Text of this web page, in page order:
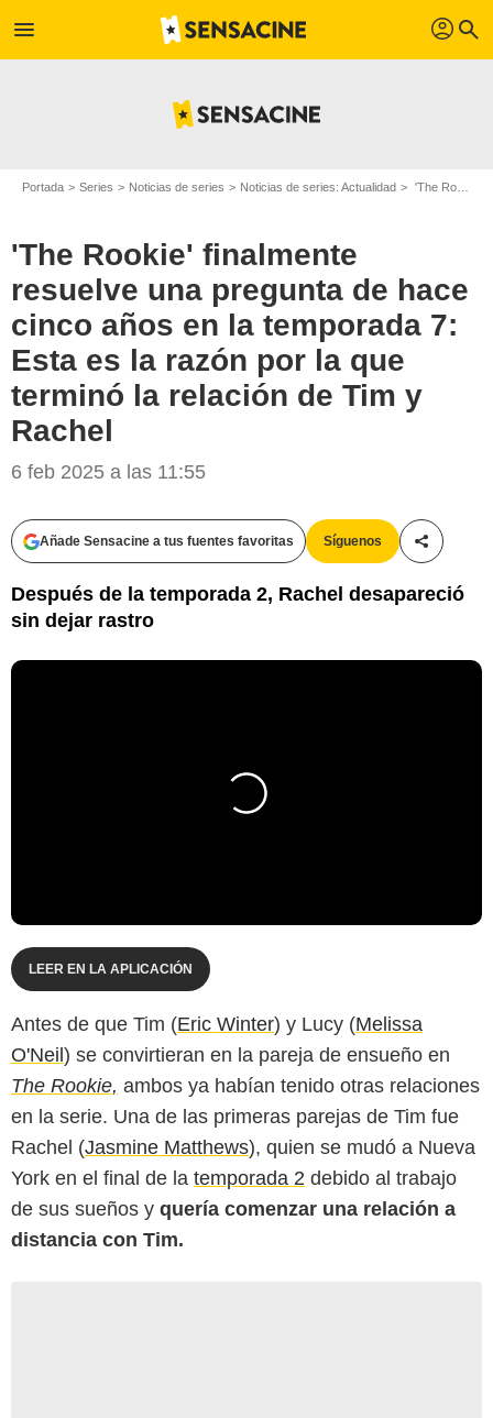
menu profil search
Portada Series Noticias de series Noticias de series: Actualidad 'The Rookie' finalmente resuelve una pregunta de hace cinco años en la temporada 7: Esta es la razón por la que terminó la relación de Tim y Rachel
'The Rookie' finalmente
resuelve una pregunta de hace
cinco años en la temporada 7:
Esta es la razón por la que
terminó la relación de Tim y
Rachel
6 feb 2025 a las 11:55
Añade Sensacine a tus fuentes favoritas Síguenos
Después de la temporada 2, Rachel desapareció
sin dejar rastro
LEER EN LA APLICACIÓN
Antes de que Tim (Eric Winter) y Lucy (Melissa
O'Neil) se convirtieran en la pareja de ensueño en
The Rookie, ambos ya habían tenido otras relaciones
en la serie. Una de las primeras parejas de Tim fue
Rachel (Jasmine Matthews), quien se mudó a Nueva
York en el final de la temporada 2 debido al trabajo
de sus sueños y quería comenzar una relación a
distancia con Tim.